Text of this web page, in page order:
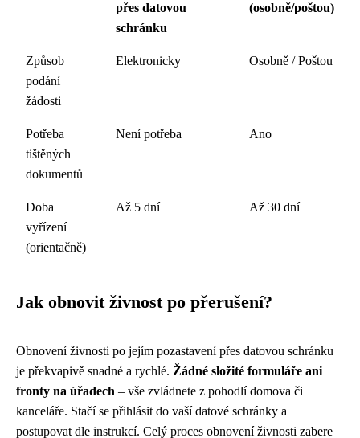
přes datovou
schránku
(osobně/poštou)
Způsob
podání
žádosti
Elektronicky Osobně / Poštou
Potřeba
tištěných
dokumentů
Není potřeba Ano
Doba
vyřízení
(orientačně)
Až 5 dní Až 30 dní
Jak obnovit živnost po přerušení?
Obnovení živnosti po jejím pozastavení přes datovou schránku
je překvapivě snadné a rychlé. Žádné složité formuláře ani
fronty na úřadech – vše zvládnete z pohodlí domova či
kanceláře. Stačí se přihlásit do vaší datové schránky a
postupovat dle instrukcí. Celý proces obnovení živnosti zabere